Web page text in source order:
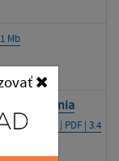
Mb
uzatvorenia
MRK
| PDF | 3.4